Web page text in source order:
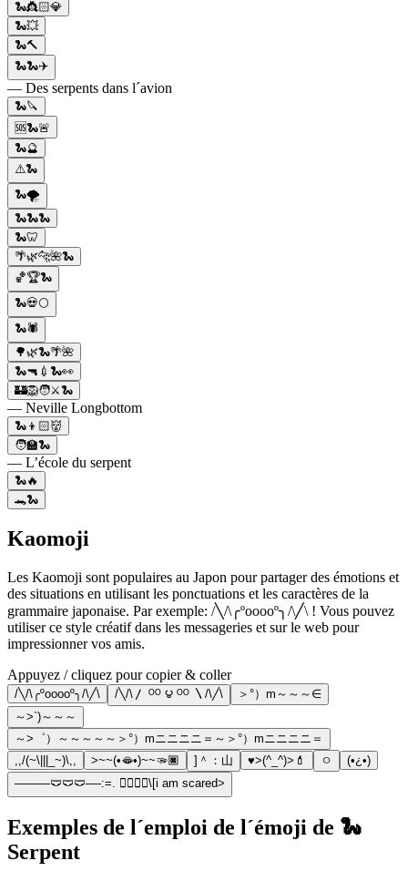
🐍👸🏻💎
🐍💥
🐍🔨
🐍🐍✈️
— Des serpents dans l´avion
🐍🔪
🆘🐍🚨
🐍🔮
⚠️🐍
🐍🌪️
🐍🐍🐍
🐍🦷
🌴🌿🐆🌺🐍
🏀🏆🐍
🐍💀🌕
🐍🕷️
🌳🌿🐍🌴🌺
🐍🔫💉🐍👀
🏰🦁🧑⚔️🐍
— Neville Longbottom
🐍👦🏻👹
🧑🏫🐍
— L’école du serpent
🐍🔥
🐊🐍
Kaomoji
Les Kaomoji sont populaires au Japon pour partager des émotions et
des situations en utilisant les ponctuations et les caractères de la
grammaire japonaise. Par exemple: /╲/\╭ºooooº╮/\╱\ ! Vous pouvez
utiliser ce style créatif dans les messageries et sur le web pour
impressionner vos amis.
Appuyez / cliquez pour copier & coller
/╲/\╭ºooooº╮/\╱\ /╲/\〳 ᴼᴼ ౪ ᴼᴼ 〵/\╱\
＞°）m～～～∈
～>`)～～～
～>゜）～～～～～＞°）mニニニニ＝～＞°）mニニニニ＝
,,/(~\|||_~)\,,
>~~(•🫦•)~~🫳🏿 ]＾：山 ♥️>(^_^)>💄 ㅇ
(•¿•)
———🩲🩲🩲—-:=. 🧍‍♀️🧍‍♀️\[i am scared>
Exemples de l´emploi de l´émoji de 🐍
Serpent